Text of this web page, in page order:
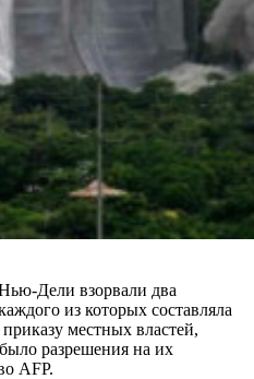
Дели взорвали два
из которых составляла
местных властей,
разрешения на их
AFP.